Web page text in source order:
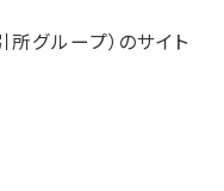
グループ）のサイト